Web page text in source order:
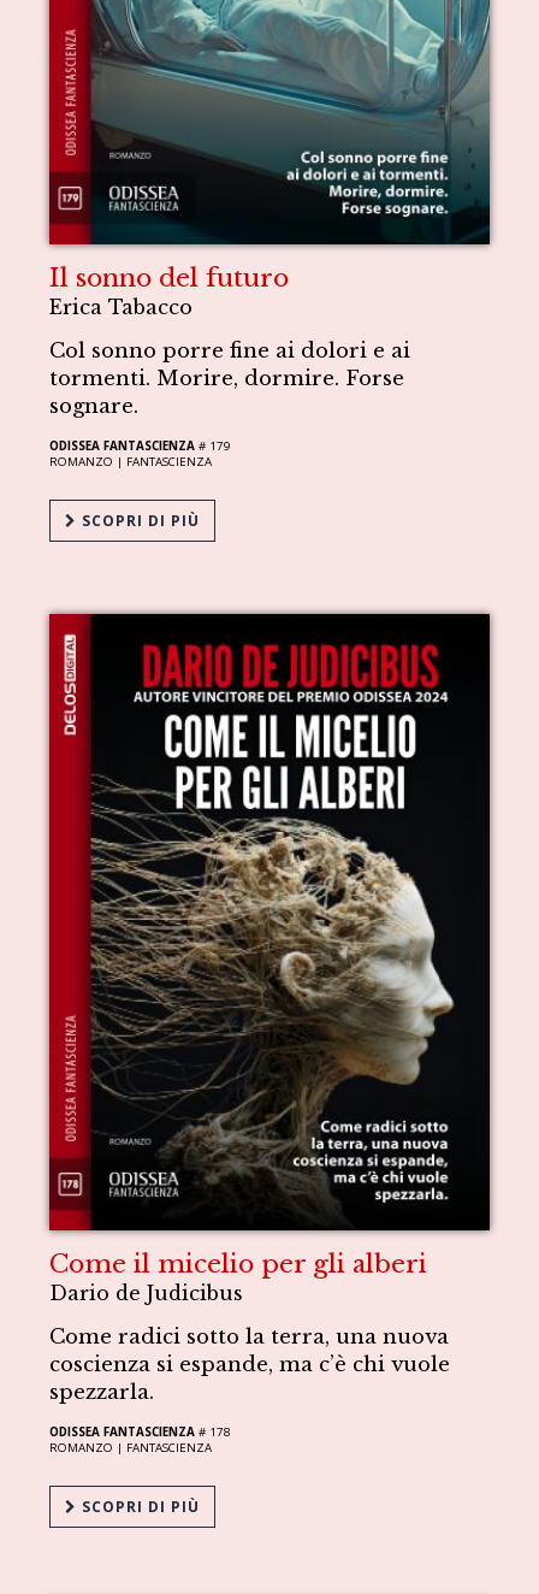
Il sonno del futuro
Erica Tabacco
Col sonno porre fine ai dolori e ai
tormenti. Morire, dormire. Forse
sognare.
ODISSEA FANTASCIENZA # 179
ROMANZO | FANTASCIENZA
SCOPRI DI PIÙ
Come il micelio per gli alberi
Dario de Judicibus
Come radici sotto la terra, una nuova
coscienza si espande, ma c’è chi vuole
spezzarla.
ODISSEA FANTASCIENZA # 178
ROMANZO | FANTASCIENZA
SCOPRI DI PIÙ